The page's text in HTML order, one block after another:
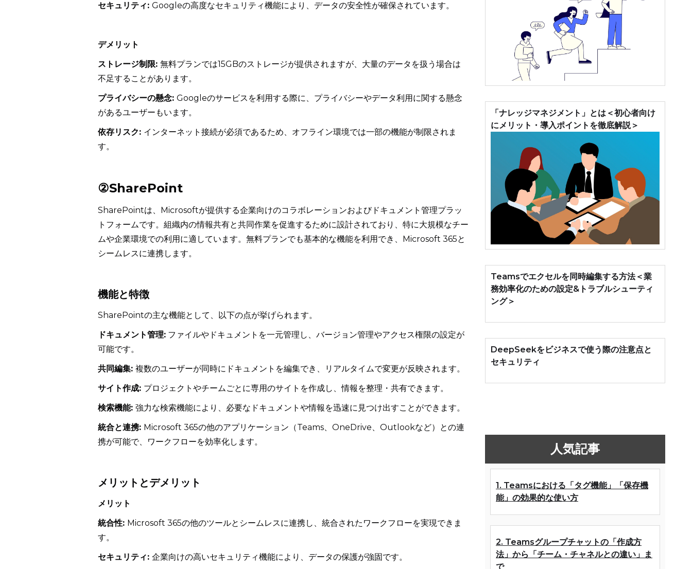
セキュリティ: Googleの高度なセキュリティ機能により、データの安全性が確保されています。
デメリット
ストレージ制限: 無料プランでは15GBのストレージが提供されますが、大量のデータを扱う場合は
不足することがあります。
プライバシーの懸念: Googleのサービスを利用する際に、プライバシーやデータ利用に関する懸念
があるユーザーもいます。
依存リスク: インターネット接続が必須であるため、オフライン環境では一部の機能が制限されま
す。
②SharePoint
SharePointは、Microsoftが提供する企業向けのコラボレーションおよびドキュメント管理プラッ
トフォームです。組織内の情報共有と共同作業を促進するために設計されており、特に大規模なチー
ムや企業環境での利用に適しています。無料プランでも基本的な機能を利用でき、Microsoft 365と
シームレスに連携します。
機能と特徴
SharePointの主な機能として、以下の点が挙げられます。
ドキュメント管理: ファイルやドキュメントを一元管理し、バージョン管理やアクセス権限の設定が
可能です。
共同編集: 複数のユーザーが同時にドキュメントを編集でき、リアルタイムで変更が反映されます。
サイト作成: プロジェクトやチームごとに専用のサイトを作成し、情報を整理・共有できます。
検索機能: 強力な検索機能により、必要なドキュメントや情報を迅速に見つけ出すことができます。
統合と連携: Microsoft 365の他のアプリケーション（Teams、OneDrive、Outlookなど）との連
携が可能で、ワークフローを効率化します。
メリットとデメリット
メリット
統合性: Microsoft 365の他のツールとシームレスに連携し、統合されたワークフローを実現できま
す。
セキュリティ: 企業向けの高いセキュリティ機能により、データの保護が強固です。
「ナレッジマネジメント」とは＜初心者向け
にメリット・導入ポイントを徹底解説＞
Teamsでエクセルを同時編集する方法＜業
務効率化のための設定&トラブルシューティ
ング＞
DeepSeekをビジネスで使う際の注意点と
セキュリティ
人気記事
1. Teamsにおける「タグ機能」「保存機
能」の効果的な使い方
2. Teamsグループチャットの「作成方
法」から「チーム・チャネルとの違い」ま
で